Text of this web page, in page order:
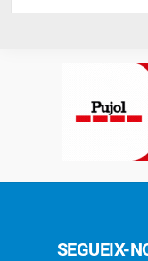
SEGUEIX-